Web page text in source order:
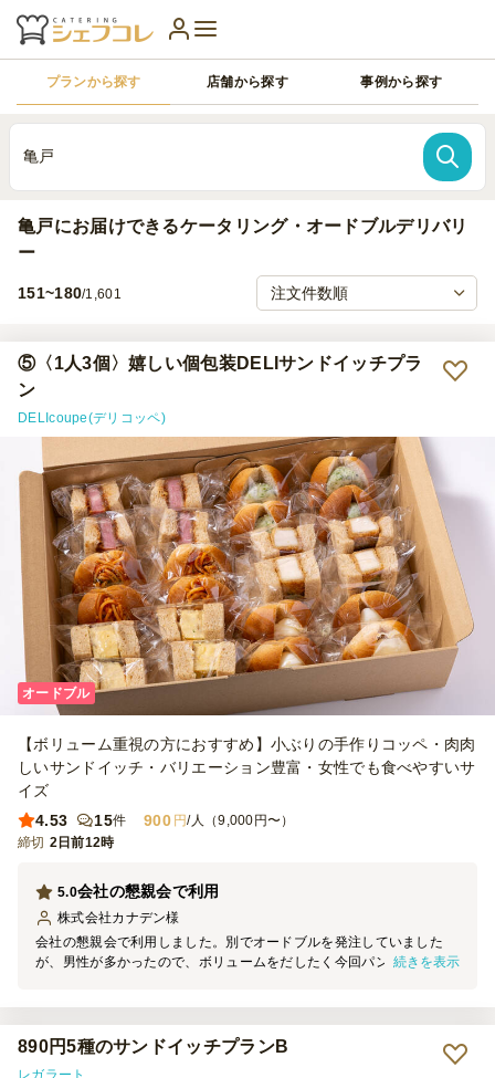
プランから探す 店舗から探す 事例から探す
亀戸
亀戸にお届けできるケータリング・オードブルデリバリ
ー
151~180/1,601
⑤〈1人3個〉嬉しい個包装DELIサンドイッチプラ
ン
DELIcoupe(デリコッペ)
オードブル
【ボリューム重視の方におすすめ】小ぶりの手作りコッペ・肉肉
しいサンドイッチ・バリエーション豊富・女性でも食べやすいサ
イズ
4.53
15件 900 円/人（9,000円〜）
締切 2日前12時
会社の懇親会で利用
5.0
株式会社カナデン様
会社の懇親会で利用しました。別でオードブルを発注していました
が、男性が多かったので、ボリュームをだしたく今回パンを追加で手
たが独り占めはできないので遠慮しましたが。しかしどの具材もおし
ゃれでした。また注文したいです。
続きを表示
890円5種のサンドイッチプランB
レガラート